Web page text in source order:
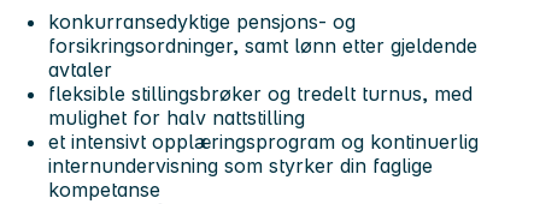
konkurransedyktige pensjons- og
forsikringsordninger, samt lønn etter gjeldende
avtaler
fleksible stillingsbrøker og tredelt turnus, med
mulighet for halv nattstilling
et intensivt opplæringsprogram og kontinuerlig
internundervisning som styrker din faglige
kompetanse